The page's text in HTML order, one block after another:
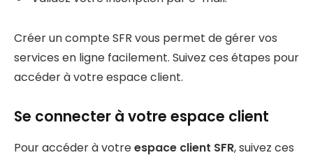
Créer un compte SFR vous permet de gérer vos
services en ligne facilement. Suivez ces étapes pour
accéder à votre espace client.
Se connecter à votre espace client
Pour accéder à votreespace client SFR, suivez ces